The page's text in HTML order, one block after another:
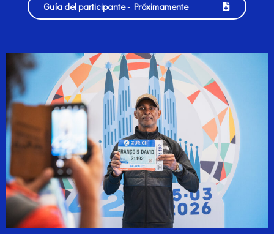
Guía del participante - Próximamente